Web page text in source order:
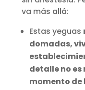
va más allá:
Estas yeguas
domadas,
detalle no es
momento de